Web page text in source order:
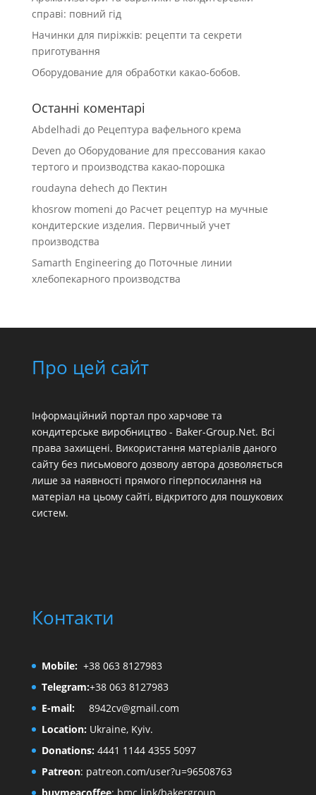
справі: повний гід
Начинки для пиріжків: рецепти та секрети
приготування
Оборудование для обработки какао-бобов.
Останні коментарі
Abdelhadi до Рецептура вафельного крема
Deven до Оборудование для прессования какао
тертого и производства какао-порошка
roudayna dehech до Пектин
khosrow momeni до Расчет рецептур на мучные
кондитерские изделия. Первичный учет
производства
Samarth Engineeringдо Поточные линии
хлебопекарного производства
Про цей сайт
Інформаційний портал про харчове та
кондитерське виробництво - Baker-Group.Net. Всі
права захищені. Використання матеріалів даного
сайту без письмового дозволу автора дозволяється
лише за наявності прямого гіперпосилання на
матеріал на цьому сайті, відкритого для пошукових
систем.
Контакти
Mobile: +38 063 8127983
Telegram:+38 063 8127983
E-mail:
8942cv@gmail.com
Location:Ukraine, Kyiv.
Donations:4441 1144 4355 5097
Patreon: patreon.com/user?u=96508763